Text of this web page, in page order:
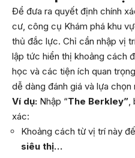
Để đưa ra quyết định chính
cư, công cụ Khám phá khu
thủ đắc lực. Chỉ cần nhập vị
lập tức hiển thị khoảng cách
học và các tiện ích quan
dễ dàng đánh giá và lựa
Ví dụ: Nhập “The Berkley”
xác:
Khoảng cách từ vị trí này
siêu thị…